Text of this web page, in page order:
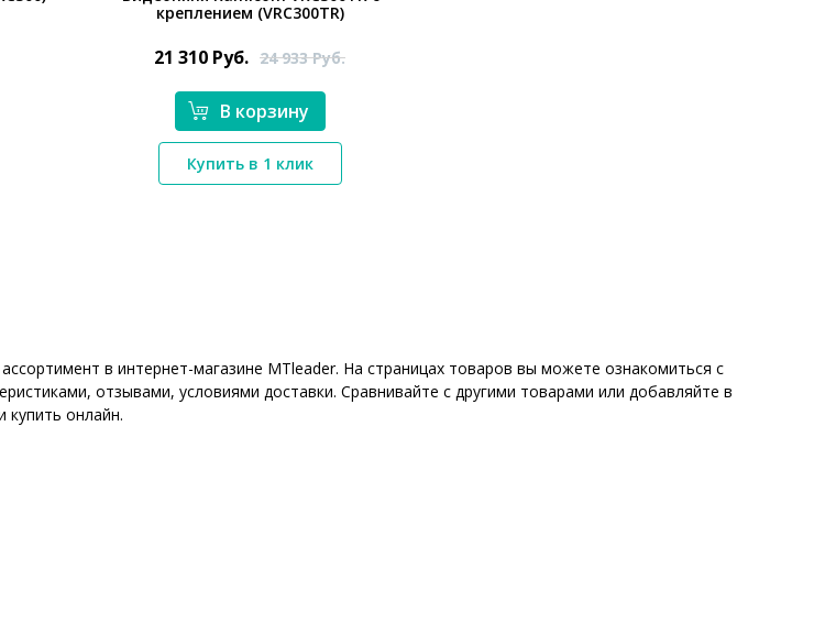
*}
креплением (VRC300TR)
21 310 Руб. 24 933Руб.
В корзину
Купить в 1 клик
в интернет-магазине MTleader. На страницах товаров вы можете ознакомиться с
отзывами, условиями доставки. Сравнивайте с другими товарами или добавляйте в
купить онлайн.